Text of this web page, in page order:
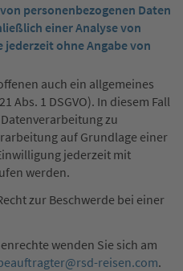
personenbezogenen Daten
einer Analyse von
ohne Angabe von
auch ein allgemeines
Abs. 1 DSGVO). In diesem Fall
zu
auf Grundlage einer
jederzeit mit
werden.
zur Beschwerde bei einer
wenden Sie sich am
reisen.com.